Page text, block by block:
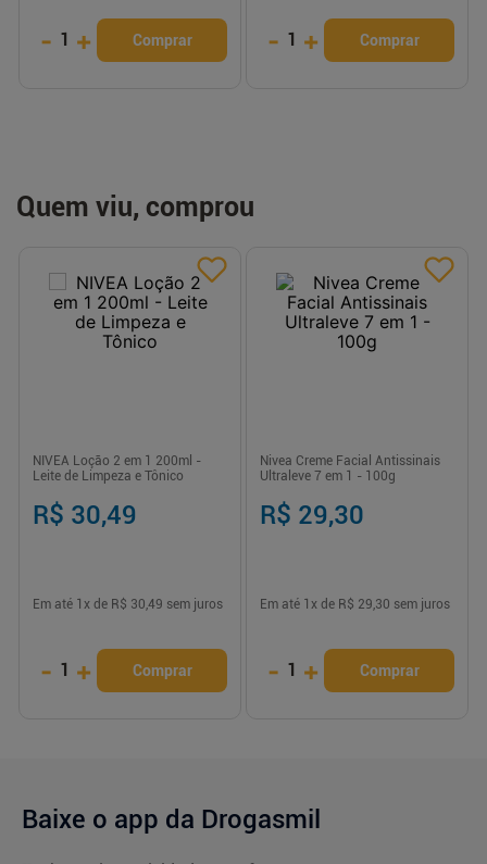
- 1 + Comprar - 1 + Comprar
Quem viu, comprou
NIVEA Loção 2 em 1 200ml -
Leite de Limpeza e Tônico
R$ 30,49
Em até 1 x de R$ 30,49 sem juros
- 1 + Comprar
Nivea Creme Facial Antissinais
Ultraleve 7 em 1 - 100g
R$ 29,30
Em até 1 x de R$ 29,30 sem juros
- 1 + Comprar
Baixe o app da Drogasmil